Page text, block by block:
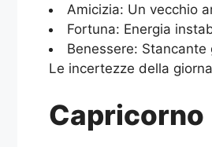
Amicizia: Un vecchio
Fortuna: Energia
Benessere:
Le incertezze della
Capricorno